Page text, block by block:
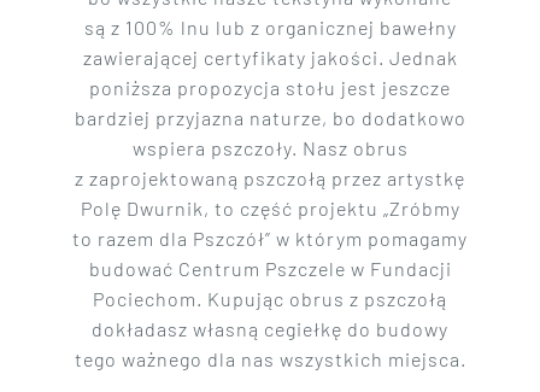
są z 100% lnu lub z organicznej bawełny
zawierającej certyfikaty jakości. Jednak
poniższa propozycja stołu jest jeszcze
bardziej przyjazna naturze, bo dodatkowo
wspiera pszczoły. Nasz obrus
z zaprojektowaną pszczołą przez artystkę
Polę Dwurnik, to część projektu „Zróbmy
to razem dla Pszczół” w którym pomagamy
budować Centrum Pszczele w Fundacji
Pociechom. Kupując obrus z pszczołą
dokładasz własną cegiełkę do budowy
tego ważnego dla nas wszystkich miejsca.